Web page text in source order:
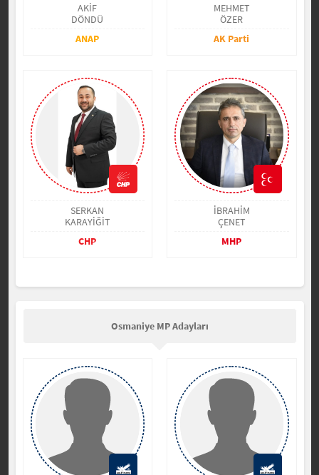
AKİF
DÖNDÜ
ANAP
MEHMET
ÖZER
AK Parti
SERKAN
KARAYİĞİT
CHP
İBRAHİM
ÇENET
MHP
Osmaniye MP Adayları